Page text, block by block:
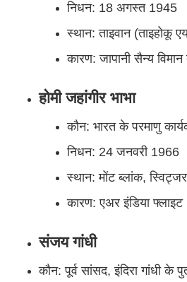
निधन: 18 अगस्त 1945
स्थान: ताइवान (ताइहोकू
कारण: जापानी सैन्य विमान
होमी जहांगीर भाभा
कौन: भारत के परमाणु
निधन: 24 जनवरी 1966
स्थान: मोंट ब्लांक,
कारण: एअर इंडिया
संजय गांधी
कौन: पूर्व सांसद, इंदिरा गांधी के